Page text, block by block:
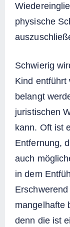
physische
Schwierig
Kind entführt
belangt
juristischen
kann. Oft ist
Entfernung,
auch
in dem
mangelhafte
denn die ist